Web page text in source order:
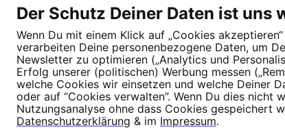
Dein Engagement macht den Unterschied. Schließe Dich 4,5
Newsletter bestellen
Der Schutz Deiner Daten ist uns
Wenn Du mit einem Klick auf „Cookies
verarbeiten Deine personenbezogene Daten, um
Newsletter zu optimieren („Analytics und
Erfolg unserer (politischen) Werbung messen
welche Cookies wir einsetzen und welche Deiner
oder auf “Cookies verwalten”. Wenn Du dies nicht
Nutzungsanalyse ohne dass Cookies gespeichert
Datenschutzerklärung & im Impressum.